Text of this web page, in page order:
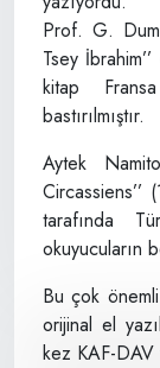
Prof. G.
Tsey
kitap
bastırılmıştır.
Aytek
tarafında
okuyucuların
Bu çok
orijinal el
kez KAF-DAV